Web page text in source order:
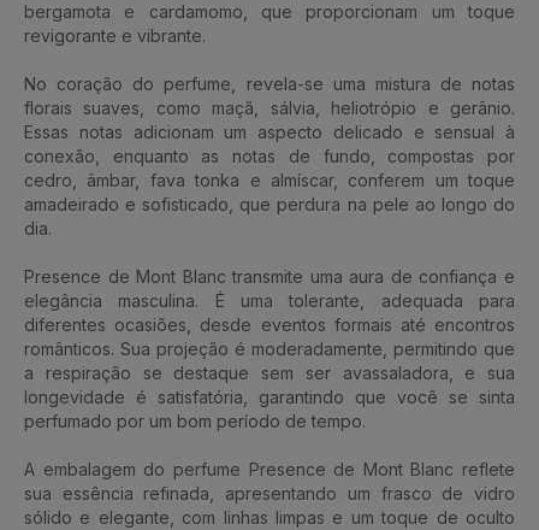
bergamota e cardamomo, que proporcionam um toque
revigorante e vibrante.
No coração do perfume, revela-se uma mistura de notas
florais suaves, como maçã, sálvia, heliotrópio e gerânio.
Essas notas adicionam um aspecto delicado e sensual à
conexão, enquanto as notas de fundo, compostas por
cedro, âmbar, fava tonka e almíscar, conferem um toque
amadeirado e sofisticado, que perdura na pele ao longo do
dia.
Presence de Mont Blanc transmite uma aura de confiança e
elegância masculina. É uma tolerante, adequada para
diferentes ocasiões, desde eventos formais até encontros
românticos. Sua projeção é moderadamente, permitindo que
a respiração se destaque sem ser avassaladora, e sua
longevidade é satisfatória, garantindo que você se sinta
perfumado por um bom período de tempo.
A embalagem do perfume Presence de Mont Blanc reflete
sua essência refinada, apresentando um frasco de vidro
sólido e elegante, com linhas limpas e um toque de oculto